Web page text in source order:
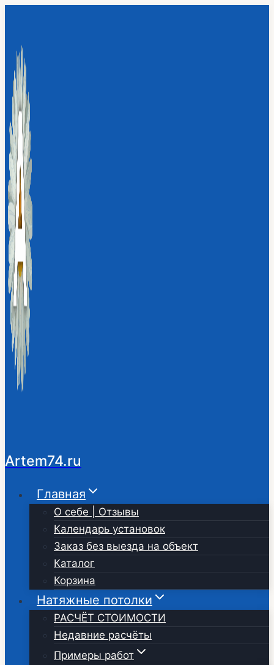
содержимому
Artem74.ru
Главная
О себе | Отзывы
Календарь установок
Заказ без выезда на объект
Каталог
Корзина
Натяжные потолки
РАСЧЁТ СТОИМОСТИ
Недавние расчёты
Примеры работ